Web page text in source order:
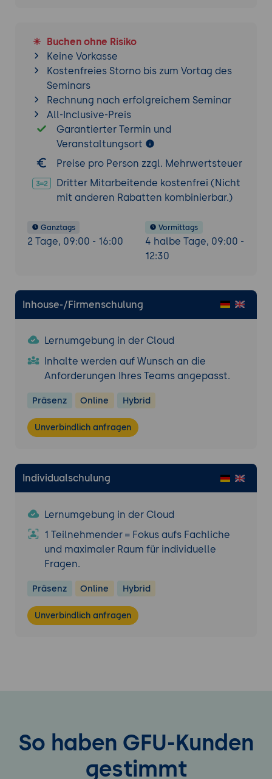
Videokonferenz-Integration
Repositories: Externe Dateiquellen
anbinden (Nextcloud, OneDrive, etc.)
H5P-Integration für interaktive Inhalte
Weitere wichtige Admin-Themen
Barrierefreiheit in Moodle: Grundlagen und
Prüfwerkzeuge
KI in Moodle nutzen: Überblick über KI-
Features und -Plugins
Datenschutz und DSGVO: Wichtige
Einstellungen
Benachrichtigungen
Systemadministration - Was macht der
Buchen ohne Risiko
Keine Vorkasse
Kostenfreies Storno bis zum Vortag des
Seminars
Rechnung nach erfolgreichem Seminar
All-Inclusive-Preis
Garantierter Termin und
Veranstaltungsort
Preise pro Person zzgl. Mehrwertsteuer
Dritter Mitarbeitende kostenfrei (Nicht
mit anderen Rabatten kombinierbar.)
Ganztags
2 Tage, 09:00 - 16:00
Vormittags
4 halbe Tage, 09:00 -
12:30
Inhouse-/Firmenschulung
Lernumgebung in der Cloud
Inhalte werden auf Wunsch an die
Anforderungen Ihres Teams angepasst.
Präsenz Online Hybrid
Unverbindlich anfragen
Individualschulung
Lernumgebung in der Cloud
1 Teilnehmender = Fokus aufs Fachliche
und maximaler Raum für individuelle
Fragen.
Präsenz Online Hybrid
Unverbindlich anfragen
So haben GFU-Kunden
gestimmt